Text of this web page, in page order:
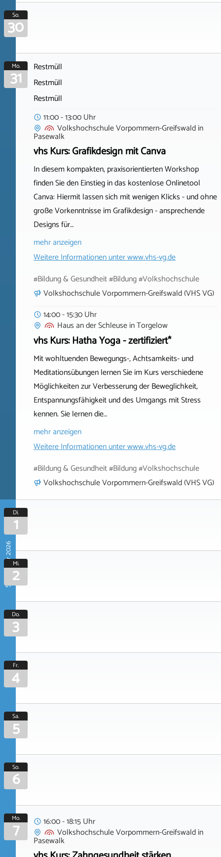
So.
30
Mo.
31
Restmüll
Restmüll
Restmüll
11:00 - 13:00 Uhr
Volkshochschule Vorpommern-Greifswaldin
Pasewalk
vhs Kurs: Grafikdesign mit Canva
In diesem kompakten, praxisorientierten Workshop
finden Sie den Einstieg in das kostenlose Onlinetool
Canva: Hiermit lassen sich mit wenigen Klicks - und ohne
große Vorkenntnisse im Grafikdesign - ansprechende
Designs für…
mehr anzeigen
Weitere Informationen unterwww.vhs-vg.de
#Bildung & Gesundheit #Bildung #Volkshochschule
Volkshochschule Vorpommern-Greifswald (VHS VG)
14:00 - 15:30 Uhr
Haus an der SchleuseinTorgelow
vhs Kurs: Hatha Yoga - zertifiziert*
Mit wohltuenden Bewegungs-, Achtsamkeits- und
Meditationsübungen lernen Sie im Kurs verschiedene
Möglichkeiten zur Verbesserung der Beweglichkeit,
Entspannungsfähigkeit und des Umgangs mit Stress
kennen. Sie lernen die…
mehr anzeigen
Weitere Informationen unterwww.vhs-vg.de
#Bildung & Gesundheit #Bildung #Volkshochschule
Volkshochschule Vorpommern-Greifswald (VHS VG)
September 2026
Di.
1
Mi.
2
Do.
3
Fr.
4
Sa.
5
So.
6
Mo.
7
16:00 - 18:15 Uhr
Volkshochschule Vorpommern-Greifswaldin
Pasewalk